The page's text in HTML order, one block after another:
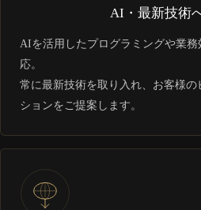
AI・最新技術
AIを活用したプログラミングや業
応。
常に最新技術を取り入れ、お客様
ションをご提案します。